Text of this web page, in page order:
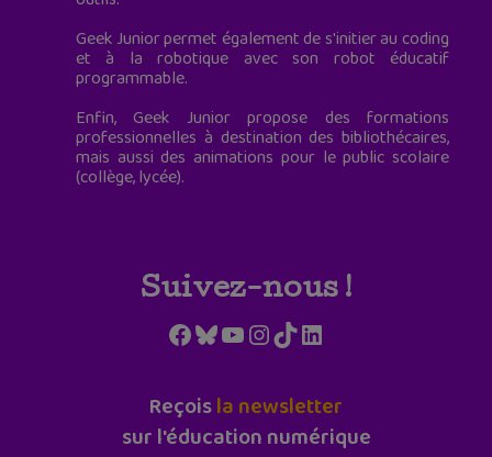
Geek Junior permet également de s'initier au coding
et à la robotique avec son robot éducatif
programmable.
Enfin, Geek Junior propose des formations
professionnelles à destination des bibliothécaires,
mais aussi des animations pour le public scolaire
(collège, lycée).
Suivez-nous !
Facebook
Bluesky
YouTube
Instagram
TikTokLinkedIn
Reçoisla newsletter
sur l'éducation numérique